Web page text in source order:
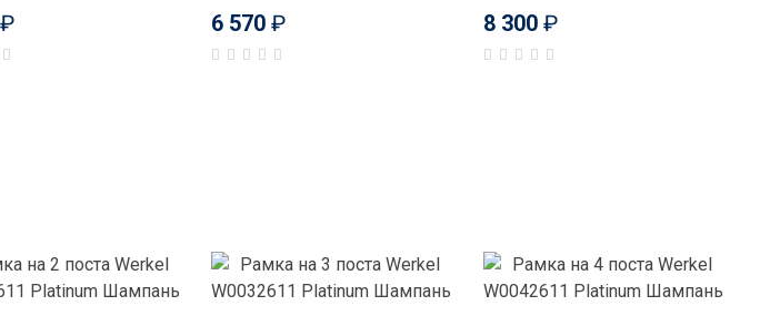
₽ 6 570 ₽ 8 300 ₽